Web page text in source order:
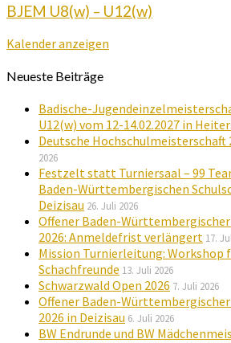
BJEM U8(w) – U12(w)
Kalender anzeigen
Neueste Beiträge
Badische-
U12(w) vom 12-14.02.2027 in
Deutsche Hochschulmeisterschaft
2026
Festzelt statt Turniersaal – 99
Baden-Württembergischen
Deizisau 26. Juli 2026
Offener Baden-
2026: Anmeldefrist verlängert 17.
Mission Turnierleitung: Workshop
Schachfreunde 13. Juli 2026
Schwarzwald Open 2026 7. Juli 2026
Offener Baden-
2026 in Deizisau 6. Juli 2026
BW Endrunde und BW